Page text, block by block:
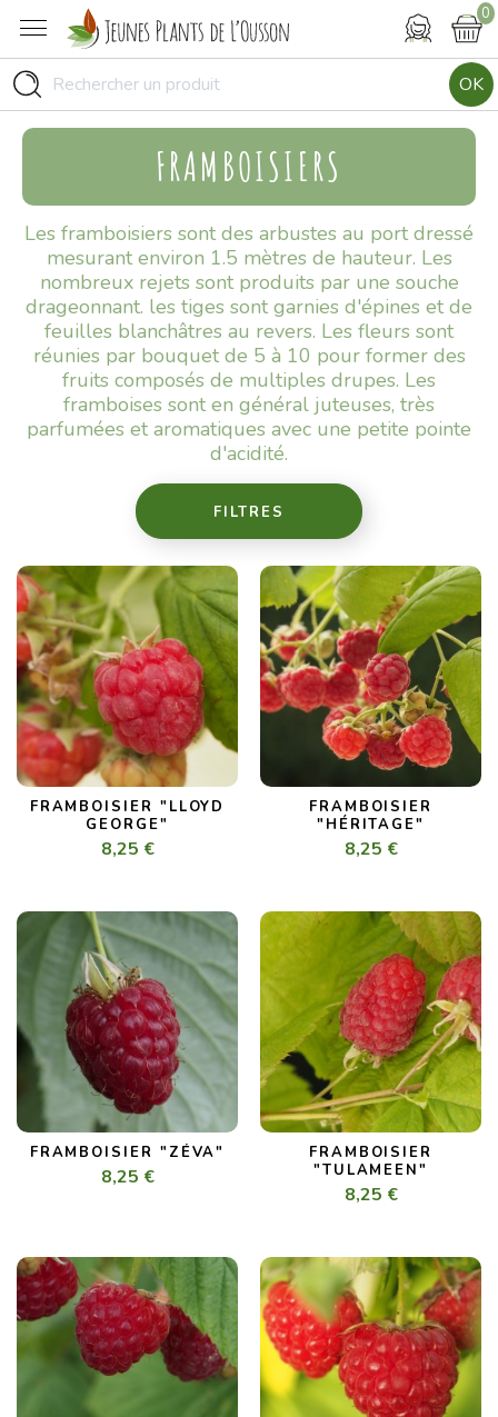
0
OK
FRAMBOISIERS
Les framboisiers sont des arbustes au port dressé
mesurant environ 1.5 mètres de hauteur. Les
nombreux rejets sont produits par une souche
drageonnant. les tiges sont garnies d'épines et de
feuilles blanchâtres au revers. Les fleurs sont
réunies par bouquet de 5 à 10 pour former des
fruits composés de multiples drupes. Les
framboises sont en général juteuses, très
parfumées et aromatiques avec une petite pointe
d'acidité.
FILTRES
FRAMBOISIER "LLOYD
GEORGE"
8,25 €
FRAMBOISIER
"HÉRITAGE"
8,25 €
FRAMBOISIER "ZÉVA"
8,25 €
FRAMBOISIER
"TULAMEEN"
8,25 €